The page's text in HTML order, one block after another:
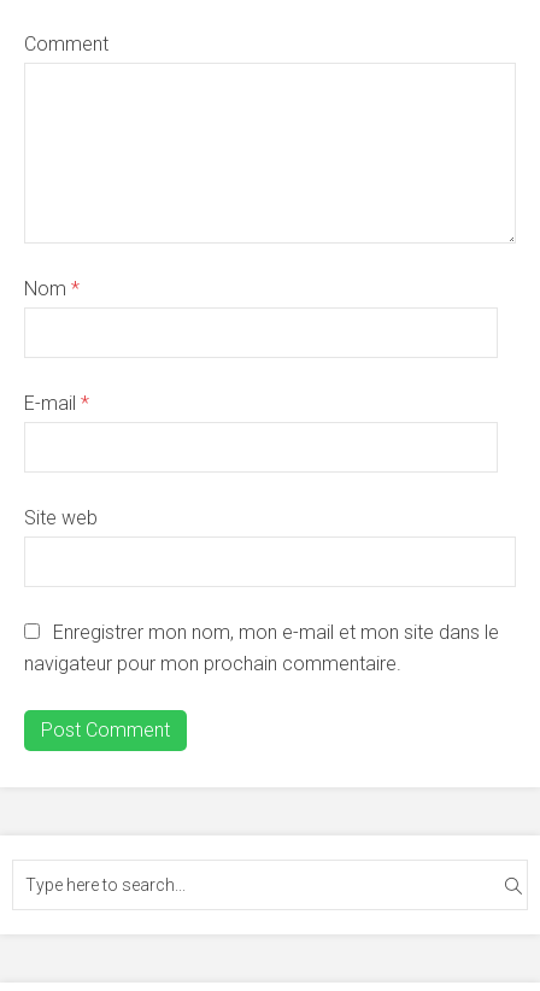
Comment
Nom *
E-mail *
Site web
Enregistrer mon nom, mon e-mail et mon site dans le
navigateur pour mon prochain commentaire.